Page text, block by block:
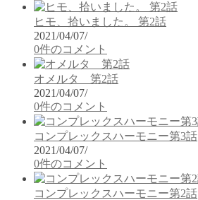
ヒモ、拾いました。 第2話
2021/04/07/
0件のコメント
オメルタ 第2話
2021/04/07/
0件のコメント
コンプレックスハーモニー第3話
2021/04/07/
0件のコメント
コンプレックスハーモニー第2話